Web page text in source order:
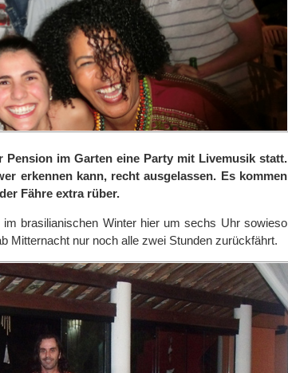
Pension im Garten eine Party mit Livemusik statt.
erkennen kann, recht ausgelassen. Es kommen
Fähre extra rüber.
brasilianischen Winter hier um sechs Uhr sowieso
Mitternacht nur noch alle zwei Stunden zurückfährt.